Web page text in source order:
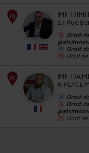
ME
13 Rue
Droit
Droit
Droit
ME
6 PLACE
Droit
Droit
Droit